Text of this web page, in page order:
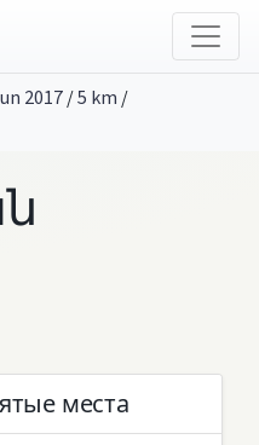
2017/5 km /
места